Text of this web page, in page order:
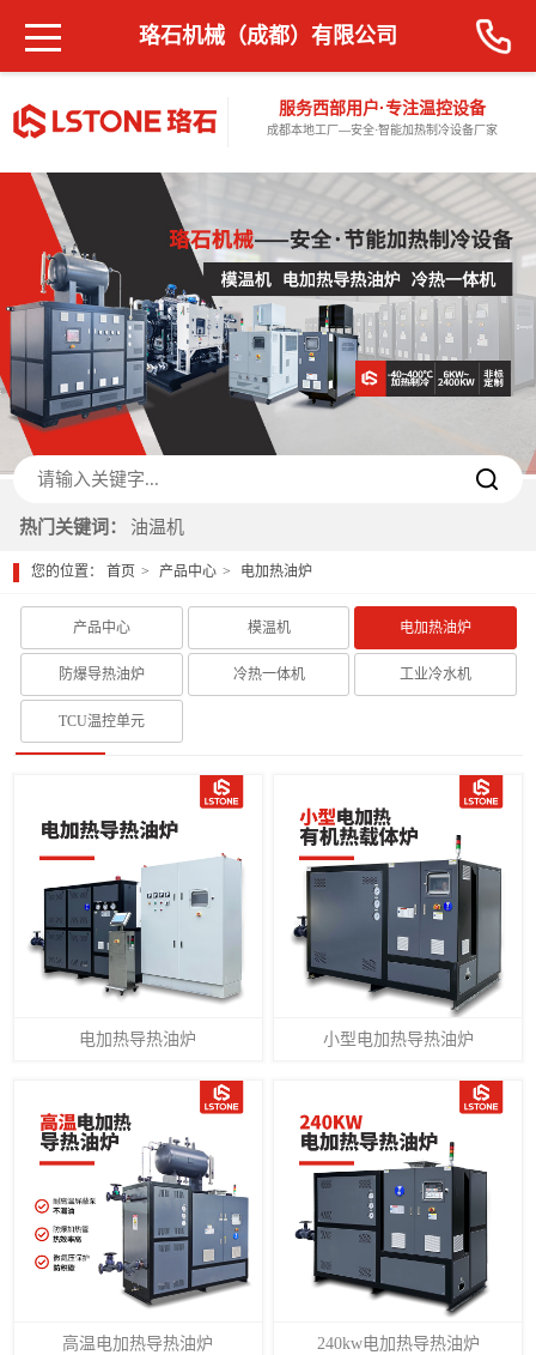
服务西部用户·专注温控设备
成都本地工厂—安全·智能加热制冷设备厂家
珞石机械（成都）有限公司
热门关键词： 油温机
您的位置：首页 产品中心 电加热油炉
产品中心 模温机 电加热油炉
防爆导热油炉 冷热一体机 工业冷水机
TCU温控单元
电加热导热油炉 小型电加热导热油炉
高温电加热导热油炉 240kw电加热导热油炉